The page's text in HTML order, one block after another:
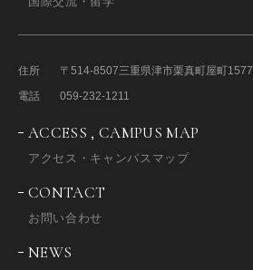
住所 〒514-8507三重県津市栗真町屋町1577
電話
059-232-1211
ACCESS , CAMPUS MAP
アクセス・キャンパスマップ
CONTACT
お問い合わせ
NEWS